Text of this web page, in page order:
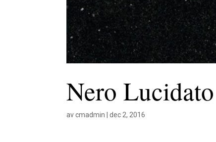
Nero Lucidato
avcmadmin |dec 2, 2016